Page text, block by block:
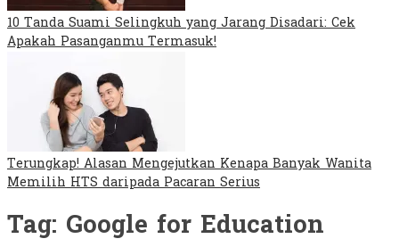
10 Tanda Suami Selingkuh yang Jarang Disadari: Cek
Apakah Pasanganmu Termasuk!
Terungkap! Alasan Mengejutkan Kenapa Banyak Wanita
Memilih HTS daripada Pacaran Serius
Tag: Google for Education